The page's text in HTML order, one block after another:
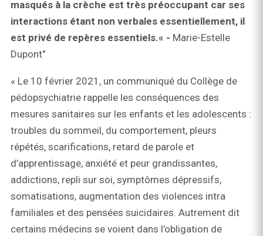
masqués à la crèche est très préoccupant car ses
interactions étant non verbales essentiellement, il
est privé de repères essentiels.« - Marie-Estelle
Dupont"
« Le 10 février 2021, un communiqué du Collège de
pédopsychiatrie rappelle les conséquences des
mesures sanitaires sur les enfants et les adolescents :
troubles du sommeil, du comportement, pleurs
répétés, scarifications, retard de parole et
d’apprentissage, anxiété et peur grandissantes,
addictions, repli sur soi, symptômes dépressifs,
somatisations, augmentation des violences intra
familiales et des pensées suicidaires. Autrement dit
certains médecins se voient dans l’obligation de